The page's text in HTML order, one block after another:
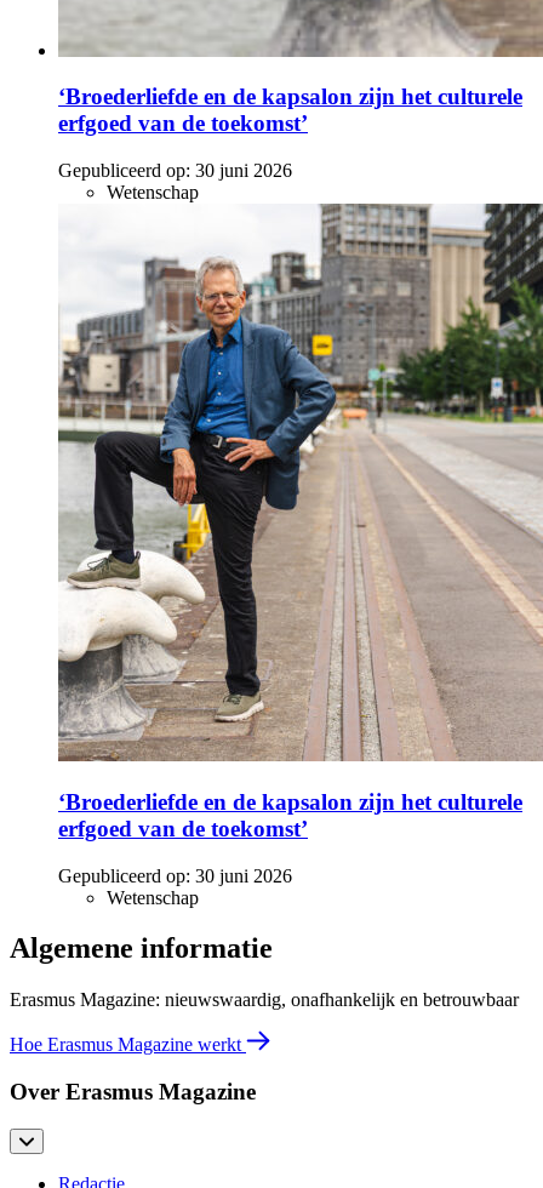
‘Broederliefde en de kapsalon zijn het culturele
erfgoed van de toekomst’
Gepubliceerd op: 30 juni 2026
Wetenschap
‘Broederliefde en de kapsalon zijn het culturele
erfgoed van de toekomst’
Gepubliceerd op: 30 juni 2026
Wetenschap
Algemene informatie
Erasmus Magazine: nieuwswaardig, onafhankelijk en betrouwbaar
Hoe Erasmus Magazine werkt
Over Erasmus Magazine
Redactie